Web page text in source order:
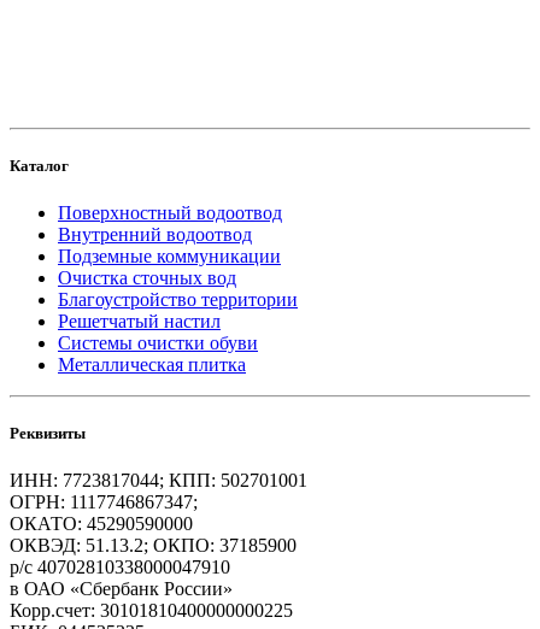
Каталог
Поверхностный водоотвод
Внутренний водоотвод
Подземные коммуникации
Очистка сточных вод
Благоустройство территории
Решетчатый настил
Системы очистки обуви
Металлическая плитка
Реквизиты
ИНН: 7723817044; КПП: 502701001
ОГРН: 1117746867347;
ОКАТО: 45290590000
ОКВЭД: 51.13.2; ОКПО: 37185900
р/с 40702810338000047910
в ОАО «Сбербанк России»
Корр.счет: 30101810400000000225